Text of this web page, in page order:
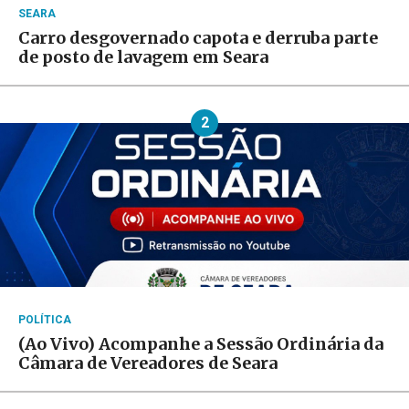
SEARA
Carro desgovernado capota e derruba parte
de posto de lavagem em Seara
2
POLÍTICA
(Ao Vivo) Acompanhe a Sessão Ordinária da
Câmara de Vereadores de Seara